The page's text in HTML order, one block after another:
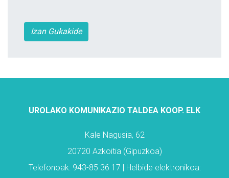
Izan Gukakide
UROLAKO KOMUNIKAZIO TALDEA KOOP. ELK
Kale Nagusia, 62
20720 Azkoitia (Gipuzkoa)
Telefonoak: 943-85 36 17 | Helbide elektronikoa: